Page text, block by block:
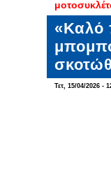
«Καλό
Τετ, 15/04/2026 -